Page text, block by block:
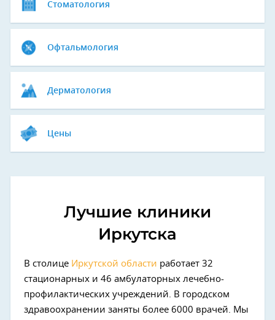
Стоматология
Офтальмология
Дерматология
Цены
Лучшие клиники
Иркутска
В столице Иркутской области работает 32
стационарных и 46 амбулаторных лечебно-
профилактических учреждений. В городском
здравоохранении заняты более 6000 врачей. Мы